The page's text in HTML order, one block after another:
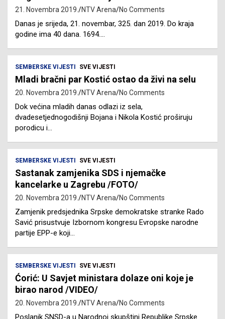
21. Novembra 2019. NTV Arena No Comments
Danas je srijeda, 21. novembar, 325. dan 2019. Do kraja
godine ima 40 dana. 1694.…
SEMBERSKE VIJESTI SVE VIJESTI
Mladi bračni par Kostić ostao da živi na selu
20. Novembra 2019. NTV Arena No Comments
Dok većina mladih danas odlazi iz sela,
dvadesetjednogodišnji Bojana i Nikola Kostić proširuju
porodicu i…
SEMBERSKE VIJESTI SVE VIJESTI
Sastanak zamjenika SDS i njemačke
kancelarke u Zagrebu /FOTO/
20. Novembra 2019. NTV Arena No Comments
Zamjenik predsjednika Srpske demokratske stranke Rado
Savić prisustvuje Izbornom kongresu Evropske narodne
partije EPP-e koji…
SEMBERSKE VIJESTI SVE VIJESTI
Ćorić: U Savjet ministara dolaze oni koje je
birao narod /VIDEO/
20. Novembra 2019. NTV Arena No Comments
Poslanik SNSD-a u Narodnoj skupštini Republike Srpske